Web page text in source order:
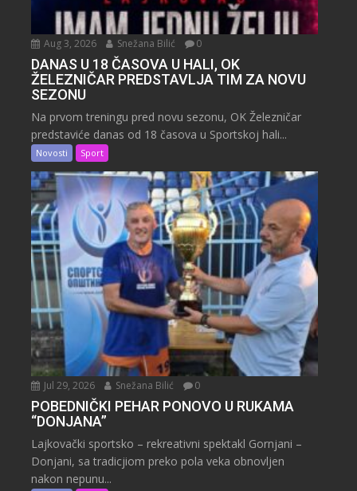
Aug 3, 2026 Snežana Bilić 0
DANAS U 18 ČASOVA U HALI, OK
ŽELEZNIČAR PREDSTAVLJA TIM ZA NOVU
SEZONU
Na prvom treningu pred novu sezonu, OK Železničar
predstaviće danas od 18 časova u Sportskoj hali...
Novosti Sport
Jul 29, 2026 Snežana Bilić 0
POBEDNIČKI PEHAR PONOVO U RUKAMA
“DONJANA”
Lajkovački sportsko – rekreativni spektakl Gornjani –
Donjani, sa tradicjiom preko pola veka obnovljen
nakon nepunu...